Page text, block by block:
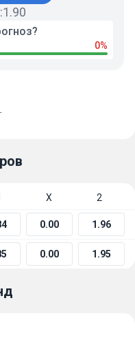
1.90
0%
Х 2
0.00 1.96
0.00 1.95